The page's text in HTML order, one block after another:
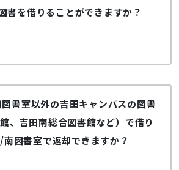
を借りることができますか？
書室以外の吉田キャンパスの図書
、吉田南総合図書館など）で借り
図書室で返却できますか？